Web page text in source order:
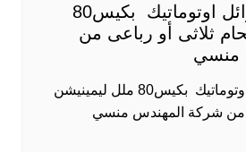
ماكينة تعبئة سوائل اوتوماتيك بكيس80
ثلاثى أو رباعى من
منسي
ماكينة تعبئة سوائل اوتوماتيك بكيس80 ملل ليمينيشن
من شركة المهندس منسي